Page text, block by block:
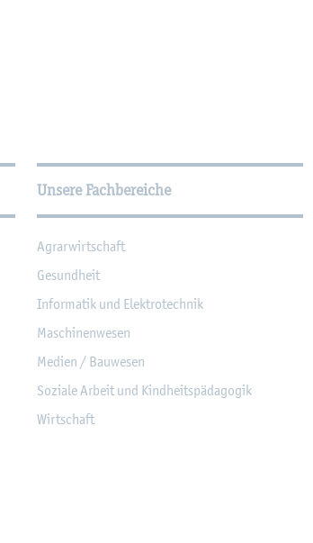
Unsere Fachbereiche
Agrar­wirt­schaft
Ge­sund­heit
In­for­ma­tik und Elek­tro­tech­nik
Ma­schi­nen­we­sen
Me­di­en / Bau­we­sen
So­zia­le Ar­beit und Kind­heits­päd­ago­gik
Wirt­schaft